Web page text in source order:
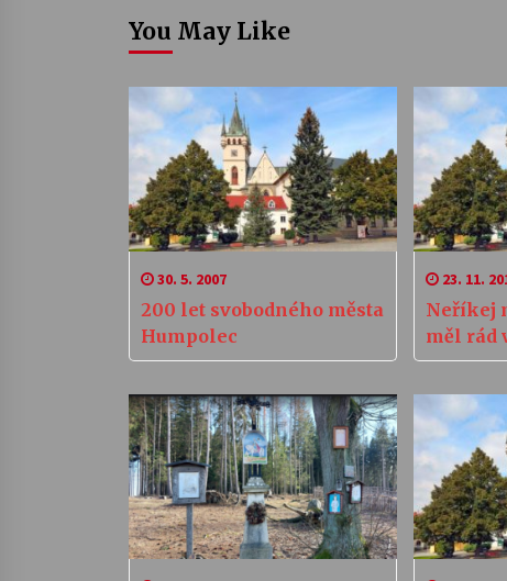
You May Like
30. 5. 2007
200 let svobodného města
Humpolec
23. 11.
Neříkej
měl rád